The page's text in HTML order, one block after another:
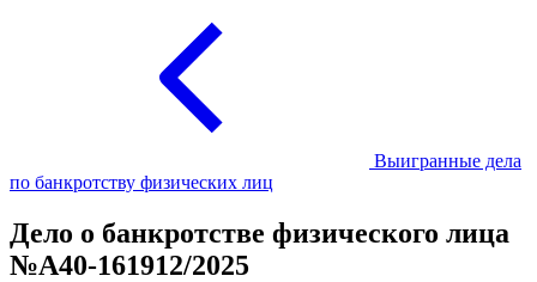
Выигранные дела
по банкротству физических лиц
Дело о банкротстве физического лица
№А40-161912/2025